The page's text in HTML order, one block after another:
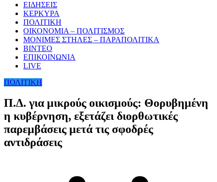
ΕΙΔΗΣΕΙΣ
ΚΕΡΚΥΡΑ
ΠΟΛΙΤΙΚΗ
ΟΙΚΟΝΟΜΙΑ – ΠΟΛΙΤΙΣΜΟΣ
ΜΟΝΙΜΕΣ ΣΤΗΛΕΣ – ΠΑΡΑΠΟΛΙΤΙΚΑ
ΒΙΝΤΕΟ
ΕΠΙΚΟΙΝΩΝΙΑ
LIVE
ΠΟΛΙΤΙΚΗ
Π.Δ. για μικρούς οικισμούς: Θορυβημένη
η κυβέρνηση, εξετάζει διορθωτικές
παρεμβάσεις μετά τις σφοδρές
αντιδράσεις